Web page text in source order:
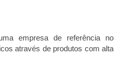
empresa de referência no
através de produtos com alta